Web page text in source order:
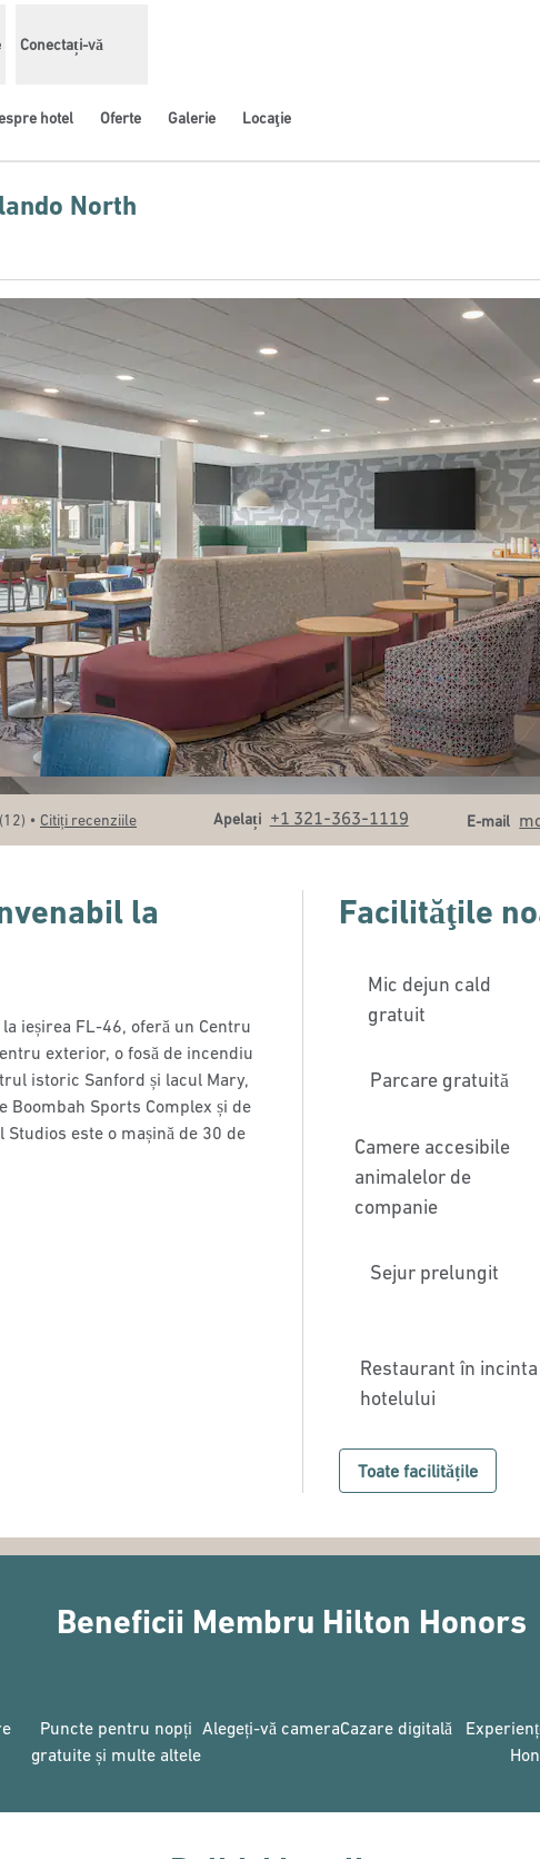
Conectați-vă
hotel Oferte Galerie Locaţie
North
(12) • Citiți recenziile Apelați
Apel +1 321-363-1119 E-mail
Email
la
ieșirea FL-46, oferă un Centru
exterior, o fosă de incendiu
istoric Sanford și lacul Mary,
Boombah Sports Complex și de
este o mașină de 30 de
Facilităţile
Mic dejun cald
gratuit
Parcare gratuită
Camere accesibile
animalelor de
companie
Sejur prelungit
Restaurant în incinta
hotelului
Toate facilitățile
Beneficii Membru Hilton Honors
Puncte pentru nopți
gratuite și multe altele
Alegeți-vă cameraCazare digitală